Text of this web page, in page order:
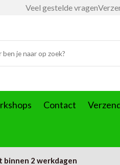
Veel gestelde vragen
Contact
binnen 2 werkdagen